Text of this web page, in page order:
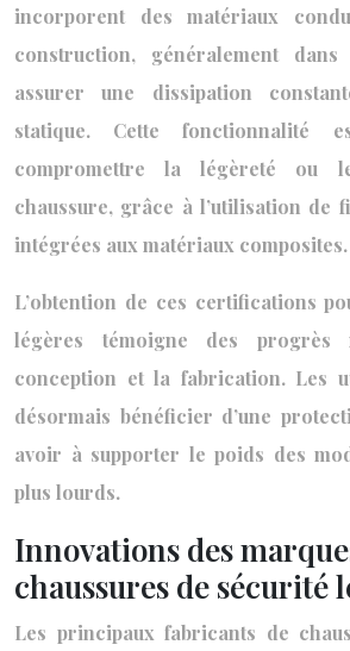
incorporent des matériaux
construction, généralement
assurer une dissipation
statique. Cette fonctionnalité
compromettre la légèreté ou
chaussure, grâce à l’utilisation de
intégrées aux matériaux composites.
L’obtention de ces certifications
légères témoigne des progrès
conception et la fabrication. Les
désormais bénéficier d’une
avoir à supporter le poids des
plus lourds.
Innovations des
chaussures de sécurité
Les principaux fabricants de